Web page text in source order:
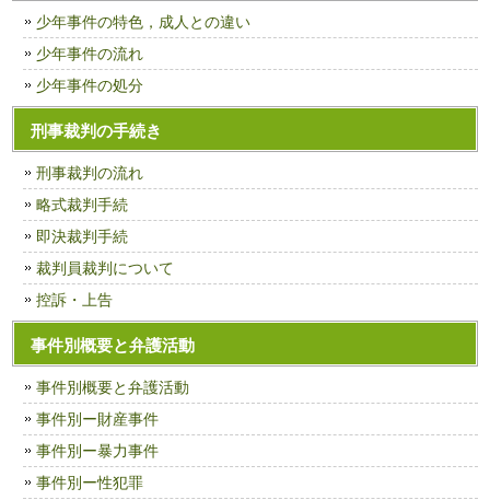
少年事件の特色，成人との違い
少年事件の流れ
少年事件の処分
刑事裁判の手続き
刑事裁判の流れ
略式裁判手続
即決裁判手続
裁判員裁判について
控訴・上告
事件別概要と弁護活動
事件別概要と弁護活動
事件別ー財産事件
事件別ー暴力事件
事件別ー性犯罪